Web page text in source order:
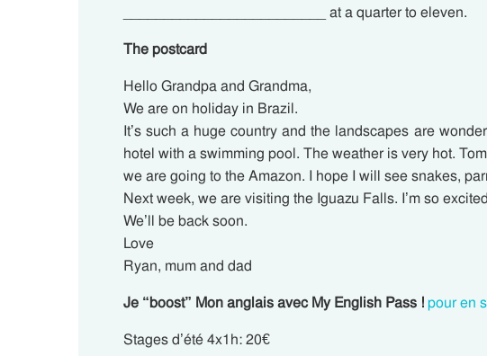
_________________________ at a quarter to eleven.
The postcard
Hello Grandpa and Grandma,
We are on holiday in Brazil.
It’s such a huge country and the landscapes are
hotel with a swimming pool. The weather is very hot.
we are going to the Amazon. I hope I will see snakes,
Next week, we are visiting the Iguazu Falls. I’m so
We’ll be back soon.
Love
Ryan, mum and dad
Je “boost” Mon anglais avec My English Pass !pour en
Stages d’été 4x1h: 20€